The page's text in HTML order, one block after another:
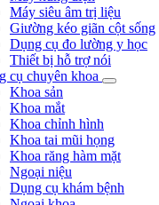
Máy siêu âm trị liệu
Giường kéo giãn cột sống
Dụng cụ đo lường y học
Thiết bị hỗ trợ nói
cụ chuyên khoa
Khoa sản
Khoa mắt
Khoa chỉnh hình
Khoa tai mũi họng
Khoa răng hàm mặt
Ngoại niệu
Dụng cụ khám bệnh